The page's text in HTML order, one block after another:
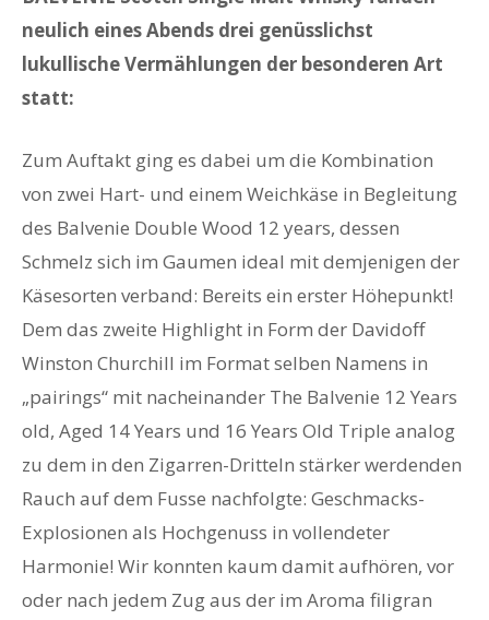
neulich eines Abends drei genüsslichst
lukullische Vermählungen der besonderen Art
statt:
Zum Auftakt ging es dabei um die Kombination
von zwei Hart- und einem Weichkäse in Begleitung
des Balvenie Double Wood 12 years, dessen
Schmelz sich im Gaumen ideal mit demjenigen der
Käsesorten verband: Bereits ein erster Höhepunkt!
Dem das zweite Highlight in Form der Davidoff
Winston Churchill im Format selben Namens in
„pairings“ mit nacheinander The Balvenie 12 Years
old, Aged 14 Years und 16 Years Old Triple analog
zu dem in den Zigarren-Dritteln stärker werdenden
Rauch auf dem Fusse nachfolgte: Geschmacks-
Explosionen als Hochgenuss in vollendeter
Harmonie! Wir konnten kaum damit aufhören, vor
oder nach jedem Zug aus der im Aroma filigran